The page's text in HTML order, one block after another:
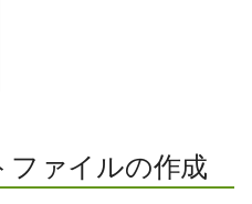
ファイルの作成